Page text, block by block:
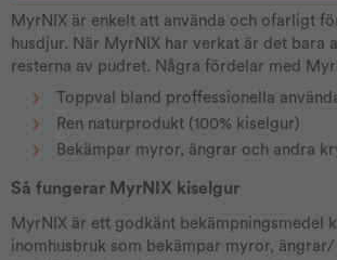
MyrNIX är enkelt att använda och ofarligt
husdjur. När MyrNIX har verkat är det bara
resterna av pudret. Några fördelar med
Toppval bland proffessionella
Ren naturprodukt (100% kiselgur)
Bekämpar myror, ängrar och andra
Så fungerar MyrNIX kiselgur
MyrNIX är ett godkänt bekämpningsmedel
inomhusbruk som bekämpar myror, ängrar/